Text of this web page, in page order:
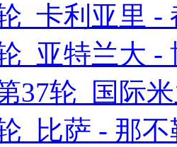
卡利亚里 -
亚特兰大 -
37轮 国际
比萨 - 那